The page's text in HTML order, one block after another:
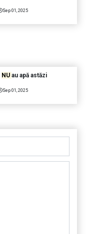
Sep 01, 2025
NU au apă astăzi
Sep 01, 2025